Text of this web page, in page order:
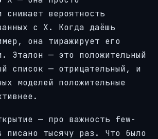
снижает вероятность
с X. Когда даёшь
она тиражирует его
Эталон — это положительный
список — отрицательный, и
моделей положительные
— про важность few-
писано тысячу раз. Что было